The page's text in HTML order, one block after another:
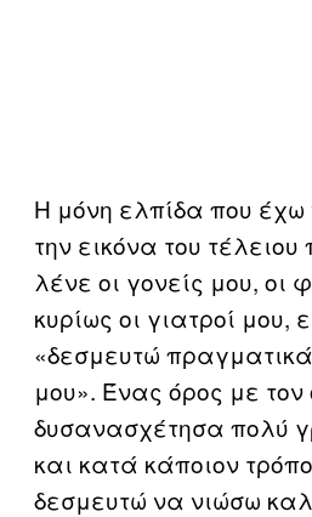
Η μόνη ελπίδα που
την εικόνα του
λένε οι γονείς μου, οι
κυρίως οι γιατροί μου,
«δεσμευτώ
μου». Ένας όρος με τον
δυσανασχέτησα πολύ
και κατά κάποιον
δεσμευτώ να νιώσω